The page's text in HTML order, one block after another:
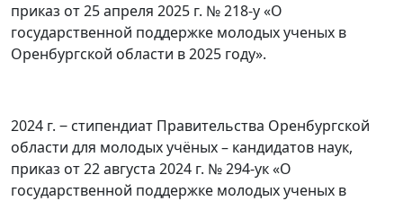
приказ от 25 апреля 2025 г. № 218-у «О
государственной поддержке молодых ученых в
Оренбургской области в 2025 году».
2024 г. ‒ стипендиат Правительства Оренбургской
области для молодых учёных – кандидатов наук,
приказ от 22 августа 2024 г. № 294-ук «О
государственной поддержке молодых ученых в